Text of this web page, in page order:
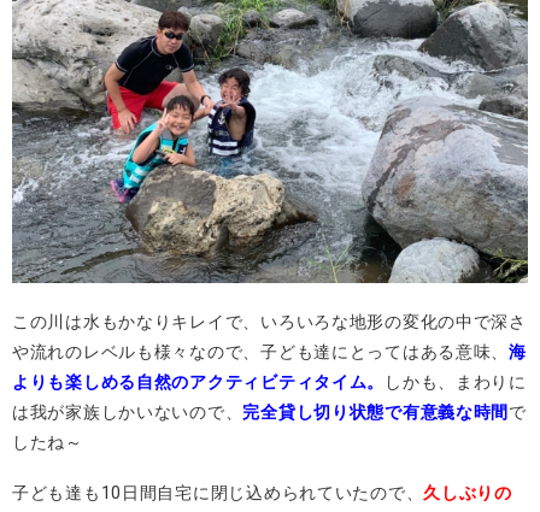
この川は水もかなりキレイで、いろいろな地形の変化の中で深さ
や流れのレベルも様々なので、子ども達にとってはある意味、海
よりも楽しめる自然のアクティビティタイム。
しかも、まわりに
は我が家族しかいないので、 完全貸し切り状態で有意義な時間 で
したね～
子ども達も10日間自宅に閉じ込められていたので、久しぶりの